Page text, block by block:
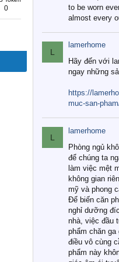
0
to be worn
almost every
L
lamerhome
Hãy đến với
ngay những
https://
muc-san-
L
lamerhome
Phòng ngủ
để chúng ta
làm việc mệt
không gian
mỹ và phong
Để biến căn
nghỉ dưỡng
nhà, việc đầu
phẩm chăn ga
điều vô cùng
phẩm này